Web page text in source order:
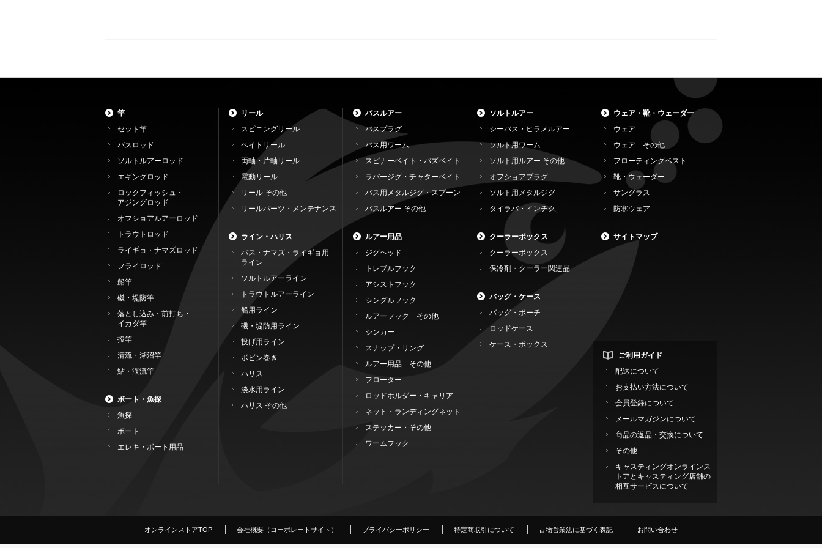
竿
セット竿
バスロッド
ソルトルアーロッド
エギングロッド
ロックフィッシュ・
アジングロッド
オフショアルアーロッド
トラウトロッド
ライギョ・ナマズロッド
フライロッド
船竿
磯・堤防竿
落とし込み・前打ち・
イカダ竿
投竿
清流・湖沼竿
鮎・渓流竿
ボート・魚探
魚探
ボート
エレキ・ボート用品
リール
スピニングリール
ベイトリール
両軸・片軸リール
電動リール
リール その他
リールパーツ・メンテナンス
ライン・ハリス
バス・ナマズ・ライギョ用
ライン
ソルトルアーライン
トラウトルアーライン
船用ライン
磯・堤防用ライン
投げ用ライン
ボビン巻き
ハリス
淡水用ライン
ハリス その他
バスルアー
バスプラグ
バス用ワーム
スピナーベイト・バズベイト
ラバージグ・チャターベイト
バス用メタルジグ・スプーン
バスルアー その他
ルアー用品
ジグヘッド
トレブルフック
アシストフック
シングルフック
ルアーフック その他
シンカー
スナップ・リング
ルアー用品 その他
フローター
ロッドホルダー・キャリア
ネット・ランディングネット
ステッカー・その他
ワームフック
ソルトルアー
シーバス・ヒラメルアー
ソルト用ワーム
ソルト用ルアー その他
オフショアプラグ
ソルト用メタルジグ
タイラバ・インチク
クーラーボックス
クーラーボックス
保冷剤・クーラー関連品
バッグ・ケース
バッグ・ポーチ
ロッドケース
ケース・ボックス
ウェア・靴・ウェーダー
ウェア
ウェア その他
フローティングベスト
靴・ウェーダー
サングラス
防寒ウェア
サイトマップ
ご利用ガイド
配送について
お支払い方法について
会員登録について
メールマガジンについて
商品の返品・交換について
その他
キャスティングオンラインス
トアとキャスティング店舗の
相互サービスについて
オンラインストアTOP 会社概要（コーポレートサイト） プライバシーポリシー 特定商取引について 古物営業法に基づく表記 お問い合わせ